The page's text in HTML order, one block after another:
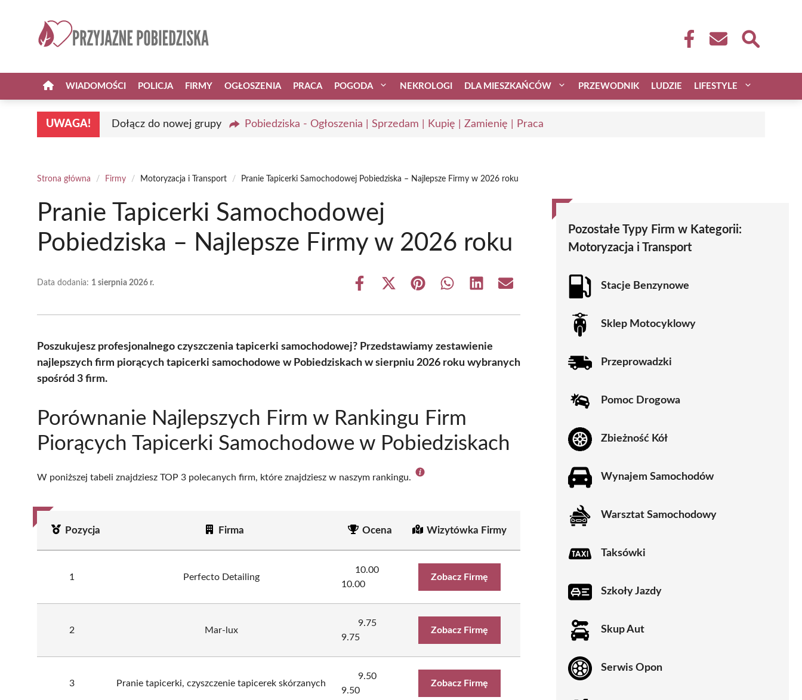
WIADOMOŚCI POLICJA FIRMY OGŁOSZENIA PRACA POGODA NEKROLOGI DLA MIESZKAŃCÓW PRZEWODNIK LUDZIE LIFESTYLE
UWAGA! Dołącz do nowej grupy Pobiedziska - Ogłoszenia | Sprzedam | Kupię | Zamienię | Praca
Strona główna / Firmy / Motoryzacja i Transport / Pranie Tapicerki Samochodowej Pobiedziska – Najlepsze Firmy w 2026 roku
Pranie Tapicerki Samochodowej
Pobiedziska – Najlepsze Firmy w 2026 roku
Data dodania: 1 sierpnia 2026 r.
Share
Share
(Twitter)
Share Share Share Share
Poszukujesz profesjonalnego czyszczenia tapicerki samochodowej? Przedstawiamy zestawienie
najlepszych firm piorących tapicerki samochodowe w Pobiedziskach w sierpniu 2026 roku wybranych
spośród 3 firm.
Porównanie Najlepszych Firm w Rankingu Firm
Piorących Tapicerki Samochodowe w Pobiedziskach
W poniższej tabeli znajdziesz TOP 3 polecanych firm, które znajdziesz w naszym rankingu.
Pozycja Firma Ocena Wizytówka Firmy
1 Perfecto Detailing
10.00
10.00
Zobacz Firmę
2 Mar-lux
9.75
9.75
Zobacz Firmę
3 Pranie tapicerki, czyszczenie tapicerek skórzanych
9.50
9.50
Zobacz Firmę
Pozostałe Typy Firm w Kategorii:
Motoryzacja i Transport
Stacje Benzynowe
Sklep Motocyklowy
Przeprowadzki
Pomoc Drogowa
Zbieżność Kół
Wynajem Samochodów
Warsztat Samochodowy
Taksówki
Szkoły Jazdy
Skup Aut
Serwis Opon